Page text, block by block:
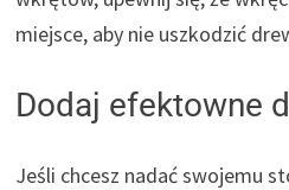
miejsce, aby nie uszkodzić
Dodaj efektowne
Jeśli chcesz nadać swojemu